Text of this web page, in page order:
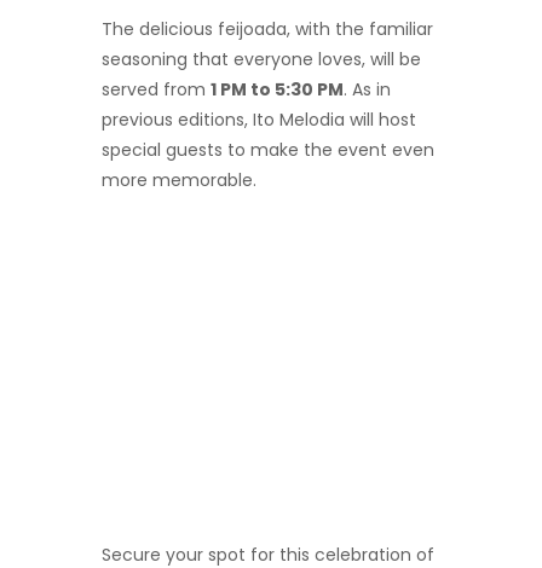
The delicious feijoada, with the familiar
seasoning that everyone loves, will be
served from 1 PM to 5:30 PM. As in
previous editions, Ito Melodia will host
special guests to make the event even
more memorable.
Secure your spot for this celebration of